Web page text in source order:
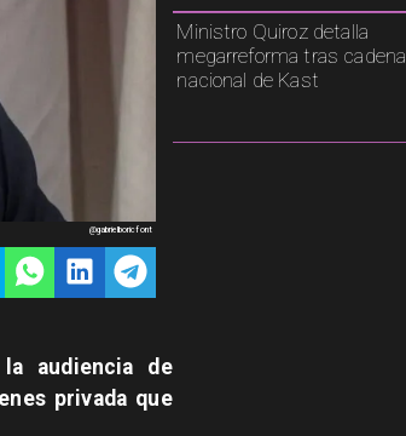
@gabrielboricfont
Ministro Quiroz detalla
megarreforma tras cadena
nacional de Kast
la audiencia de
privada que